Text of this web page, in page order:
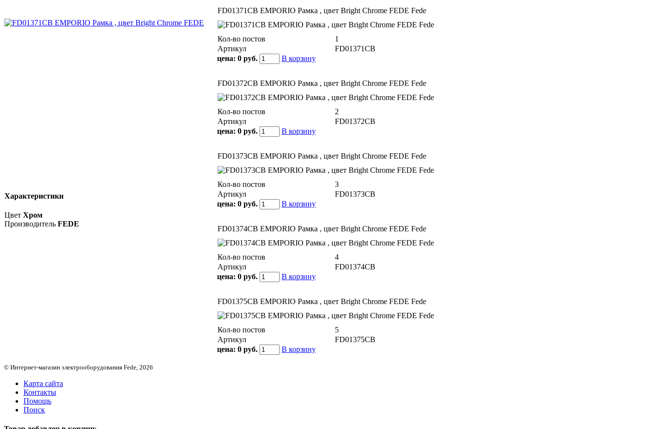
FD01371CB EMPORIO Рамка , цвет Bright Chrome FEDE Fede
Кол-во постов
1
Артикул
FD01371CB
цена: 0 руб. В корзину
FD01372CB EMPORIO Рамка , цвет Bright Chrome FEDE Fede
Кол-во постов
2
Артикул
FD01372CB
цена: 0 руб. В корзину
FD01373CB EMPORIO Рамка , цвет Bright Chrome FEDE Fede
Кол-во постов
3
Артикул
FD01373CB
цена: 0 руб. В корзину
FD01374CB EMPORIO Рамка , цвет Bright Chrome FEDE Fede
Кол-во постов
4
Артикул
FD01374CB
цена: 0 руб. В корзину
FD01375CB EMPORIO Рамка , цвет Bright Chrome FEDE Fede
Кол-во постов
5
Артикул
FD01375CB
цена: 0 руб. В корзину
Характеристики
Цвет Хром
Производитель FEDE
© Интернет-магазин электрооборудования Fede, 2026
Карта сайта
Контакты
Помощь
Поиск